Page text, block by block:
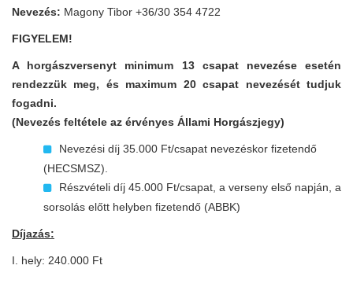
Nevezés: Magony Tibor +36/30 354 4722
FIGYELEM!
A horgászversenyt minimum 13 csapat nevezése esetén
rendezzük meg, és maximum 20 csapat nevezését tudjuk
fogadni.
(Nevezés feltétele az érvényes Állami Horgászjegy)
Nevezési díj 35.000 Ft/csapat nevezéskor fizetendő
(HECSMSZ).
Részvételi díj 45.000 Ft/csapat, a verseny első napján, a
sorsolás előtt helyben fizetendő (ABBK)
Díjazás:
I. hely: 240.000 Ft